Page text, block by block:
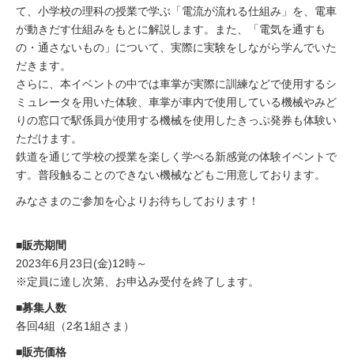
て、小学校の理科の授業で学ぶ「電流が流れる仕組み」を、電車
が動きだす仕組みをもとに解説します。また、「電気を通すも
の・通さないもの」について、実際に実験をしながら学んでいた
だきます。
さらに、本イベントの中では車掌が実際に訓練などで使用するシ
ミュレータを用いた体験、車掌が車内で使用している機械やみど
りの窓口で駅係員が使用する機械を使用したきっぷ発券も体験い
ただけます。
鉄道を通じて学校の授業を楽しく学べる新感覚の体験イベントで
す。普段触ることのできない機械などもご用意しております。
みなさまのご参加を心よりお待ちしております！
■販売期間
2023年6月23日(金)12時～
※定員に達し次第、お申込み受付を終了します。
■募集人数
各回4組（2名1組さま）
■販売価格